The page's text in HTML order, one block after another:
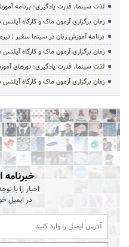
لذت سینما، قدرت یادگیری؛ برنامه
زمان برگزاری آزمون ماک و کارگاه آیلتس
برنامه آموزش زبان در سینما سفیر | تیرماه
زمان برگزاری آزمون ماک و کارگاه آیلتس
لذت سینما، قدرت یادگیری؛ تورهای
زمان برگزاری آزمون ماک و کارگاه آیلتس
اخبار را با
در ایمیل